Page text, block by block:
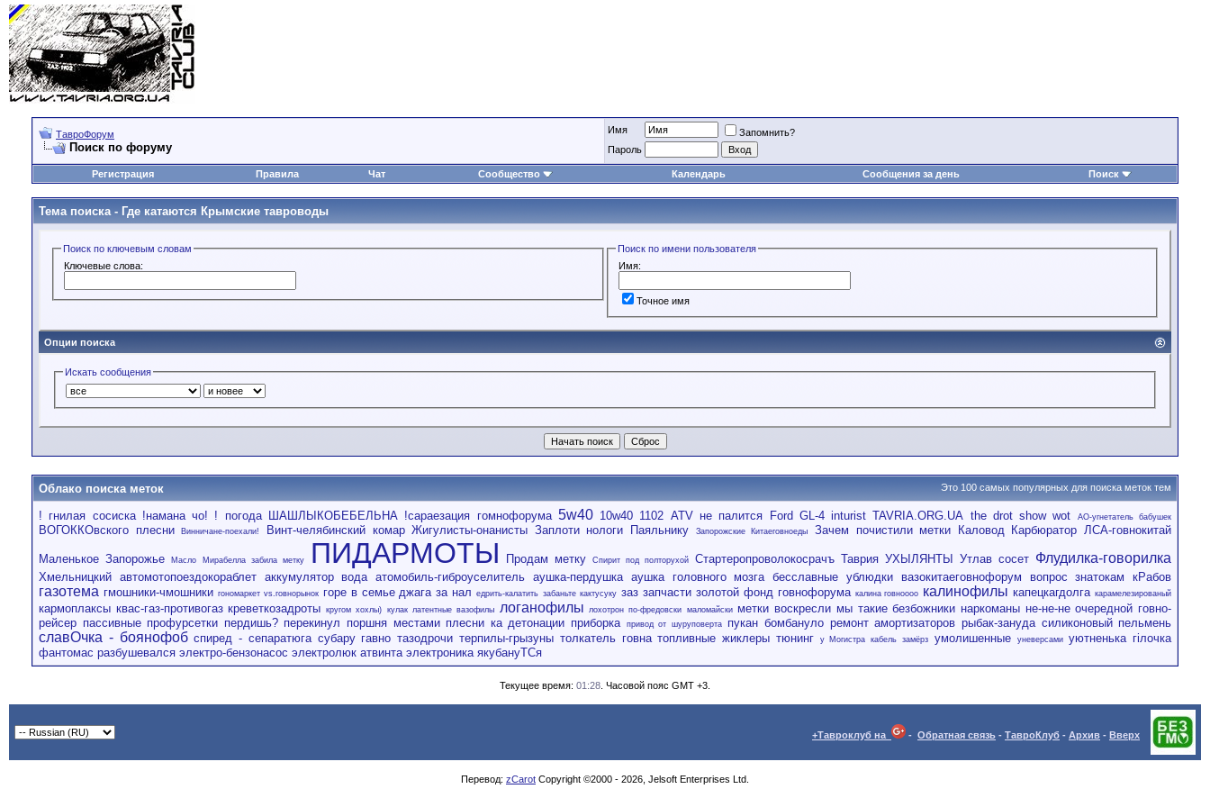
ТавроФорум
Поиск по форуму
Имя
Запомнить?
Пароль
Регистрация Правила Чат Сообщество Календарь Сообщения за день Поиск
Тема поиска - Где катаются Крымские тавроводы
Поиск по ключевым словам
Ключевые слова:
Поиск по имени пользователя
Имя:
Точное имя
Опции поиска
Искать сообщения
Это 100 самых популярных для поиска меток тем
Облако поиска меток
! гнилая сосиска !намана чо! ! погода ШАШЛЫКОБЕБЕЛЬНА !сараезация гомнофорума 5w40 10w40 1102 ATV не палится Ford GL-4 inturist TAVRIA.ORG.UA the drot show wot АО-угнетатель бабушек
ВОГОККОвского плесни Винничане-поехали! Винт-челябинский комар Жигулисты-онанисты Заплоти нологи Паяльнику Запорожские Китаеговноеды Зачем почистили метки Каловод Карбюратор ЛСА-говнокитай
Маленькое Запорожье Масло Мирабелла забила метку ПИДАРМОТЫ Продам метку Спирит под полторухой Стартеропроволокосрачъ Таврия УХЫЛЯНТЫ Утлав сосет Флудилка-говорилка
Хмельницкий автомотопоездокораблет аккумулятор вода атомобиль-гиброуселитель аушка-пердушка аушка головного мозга бесславные ублюдки вазокитаеговнофорум вопрос знатокам кРабов
газотема гмошники-чмошники гономаркет vs.говнорынок горе в семье джага за нал едрить-калатить забаньте кактусуку заз запчасти золотой фонд говнофорума калина говноооо калинофилы капецкагдолга карамелезированый
кармоплаксы квас-газ-противогаз креветкозадроты кругом хохлы) кулак латентные вазофилы логанофилы лохотрон по-фредовски маломайски метки воскресли мы такие безбожники наркоманы не-не-не очередной говно-
рейсер пассивные профурсетки пердишь? перекинул поршня местами плесни ка детонации приборка привод от шуруповерта пукан бомбануло ремонт амортизаторов рыбак-зануда силиконовый пельмень
славОчка - боянофоб спиред - сепаратюга субару гавно тазодрочи терпилы-грызуны толкатель говна топливные жиклеры тюнинг у Могистра кабель замёрз умолишенные уневерсами
уютненька гілочка
фантомас разбушевался электро-бензонасос электролюк атвинта электроника якубануТСя
Текущее время: 01:28 . Часовой пояс GMT +3.
+Тавроклуб на - Обратная связь - ТавроКлуб - Архив - Вверх
Перевод: zCarot Copyright ©2000 - 2026, Jelsoft Enterprises Ltd.